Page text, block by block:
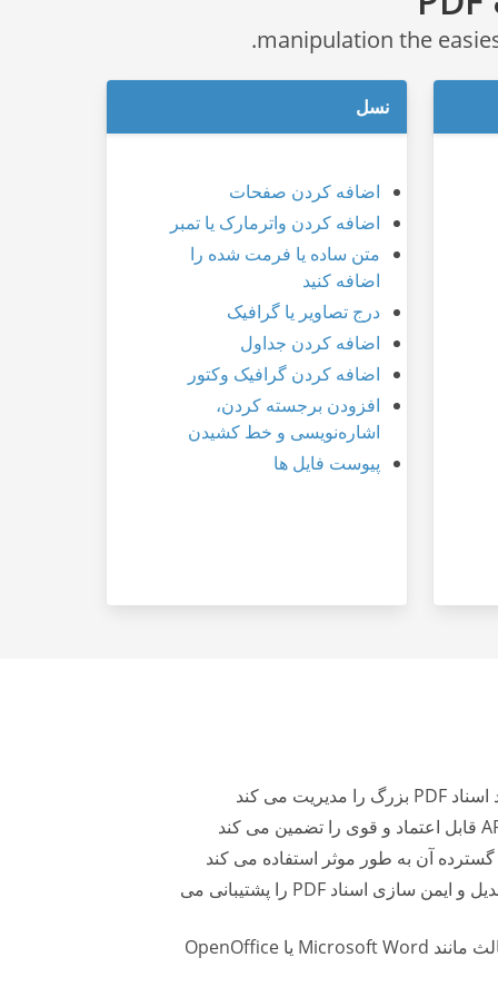
نسل
اضافه کردن صفحات
اضافه کردن واترمارک یا تمبر
متن ساده یا فرمت شده را
اضافه کنید
درج تصاویر یا گرافیک
اضافه کردن جداول
اضافه کردن گرافیک وکتور
افزودن برجسته کردن،
اشاره‌نویسی و خط کشیدن
پیوست فایل ها
** تطبیق پذیری: ** Aspose طیف گسترده ای از وظایف پردازش اسناد، از جمله ایجاد، ویرایش، تبدیل و ایمن سازی اسناد PDF را پشتیبانی می
**بدون وابستگی شخص ثالث: ** کتابخانه های Aspose خودکفا هستند و به نرم افزارهای شخص ثالث مانند Microsoft Word یا OpenOffice